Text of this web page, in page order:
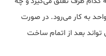
به کار می‌رود. در صورت
بعد از اتمام ساخت